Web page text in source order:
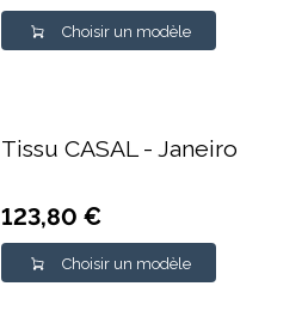
Choisir un modèle
Tissu CASAL - Janeiro
123,80 €
Choisir un modèle